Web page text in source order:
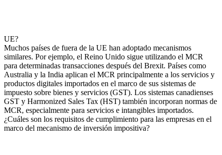
UE?
Muchos países de fuera de la UE han adoptado mecanismos
similares. Por ejemplo, el Reino Unido sigue utilizando el MCR
para determinadas transacciones después del Brexit. Países como
Australia y la India aplican el MCR principalmente a los servicios y
productos digitales importados en el marco de sus sistemas de
impuesto sobre bienes y servicios (GST). Los sistemas canadienses
GST y Harmonized Sales Tax (HST) también incorporan normas de
MCR, especialmente para servicios e intangibles importados.
¿Cuáles son los requisitos de cumplimiento para las empresas en el
marco del mecanismo de inversión impositiva?